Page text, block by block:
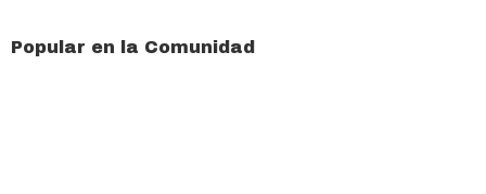
Popular en la Comunidad